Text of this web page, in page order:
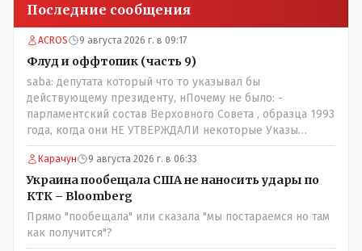
Последние сообщения
ACROS 9 августа 2026 г. в 09:17
Флуд и оффтопик (часть 9)
saba: депутата который что то указывал бы
действующему президенту, нПочему не было: -
парламентский состав Верховного Совета , образца 1993
года, когда они НЕ УТВЕРЖДАЛИ некоторые Указы
Назарбаева, особенно в части выборов и перевыборов и
некоторых вопросах внутренней политики, и тогда
Назарбай волевым Указом РАСПУСТИЛ этот бунтарский
состав. Имя - Серикболсын Абдильдин вам знакомо -
юывший секретарь ЦК КП Казахстана , впоследствии -
депутат Верховного Совета и Мажлиса и Председатель
партии коммунстов- он в то время и после и причём
Карачун 9 августа 2026 г. в 06:33
Украина пообещала США не наносить удары по
КТК – Bloomberg
Прямо "пообещала" или сказала "мы постараемся но там
как получится"?